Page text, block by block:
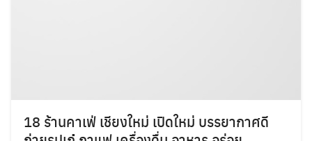
18 ร้านคาเฟ่ เชียงใหม่ เปิดใหม่ บรรยากาศดี